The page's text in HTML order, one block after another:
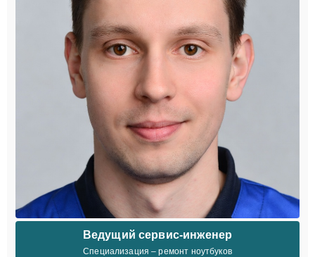
Ведущий сервис-инженер
Специализация – ремонт ноутбуков